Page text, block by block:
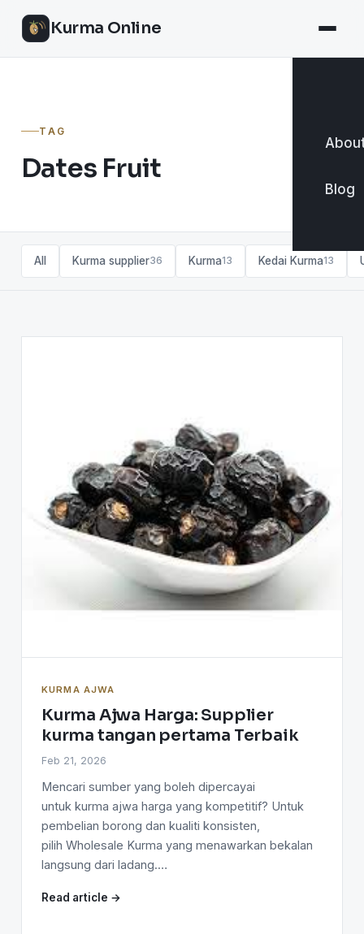
Kurma Online
Blog
TAG
Dates Fruit
All Kurma supplier36 Kurma13 Kedai Kurma13
KURMA AJWA
Kurma Ajwa Harga: Supplier
kurma tangan pertama Terbaik
Feb 21, 2026
Mencari sumber yang boleh dipercayai
untuk kurma ajwa harga yang kompetitif? Untuk
pembelian borong dan kualiti konsisten,
pilih Wholesale Kurma yang menawarkan bekalan
langsung dari ladang.…
Read article →